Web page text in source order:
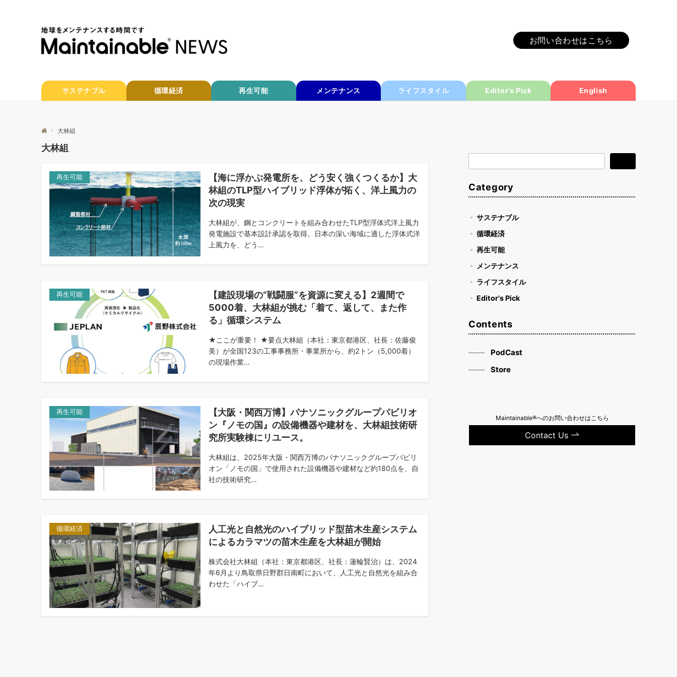
お問い合わせはこちら
サステナブル 循環経済 再生可能 メンテナンス ライフスタイル Editor’s Pick English
大林組
大林組
再生可能
【海に浮かぶ発電所を、どう安く強くつくるか】大
林組のTLP型ハイブリッド浮体が拓く、洋上風力の
次の現実
大林組が、鋼とコンクリートを組み合わせたTLP型浮体式洋上風力
発電施設で基本設計承認を取得。日本の深い海域に適した浮体式洋
上風力を、どう…
再生可能
【建設現場の“戦闘服”を資源に変える】2週間で
5000着、大林組が挑む「着て、返して、また作
る」循環システム
★ここが重要！ ★要点大林組（本社：東京都港区、社長：佐藤俊
美）が全国123の工事事務所・事業所から、約2トン（5,000着）
の現場作業…
再生可能
【大阪・関西万博】パナソニックグループパビリオ
ン『ノモの国』の設備機器や建材を、大林組技術研
究所実験棟にリユース。
大林組は、2025年大阪・関西万博のパナソニックグループパビリ
オン「ノモの国」で使用された設備機器や建材など約180点を、自
社の技術研究…
循環経済
人工光と自然光のハイブリッド型苗木生産システム
によるカラマツの苗木生産を大林組が開始
株式会社大林組（本社：東京都港区、社長：蓮輪賢治）は、2024
年6月より鳥取県日野郡日南町において、人工光と自然光を組み合
わせた「ハイブ…
索
Category
サステナブル
循環経済
再生可能
メンテナンス
ライフスタイル
Editor's Pick
Contents
PodCast
Store
Maintainable®へのお問い合わせはこちら
Contact Us